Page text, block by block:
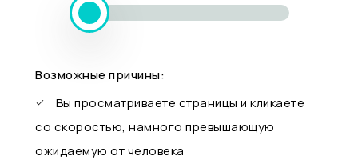
Возможные причины:
Вы просматриваете страницы и кликаете
со скоростью, намного превышающую
ожидаемую от человека